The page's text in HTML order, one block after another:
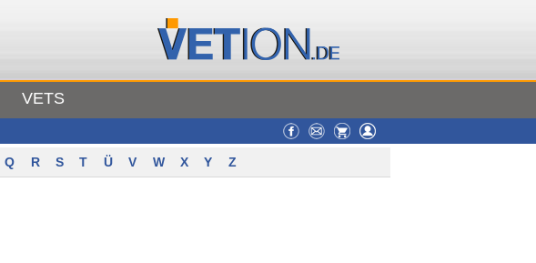
VETS
Q R S T Ü V W X Y Z